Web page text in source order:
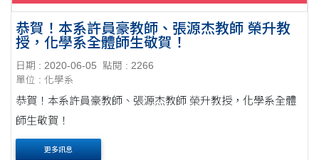
恭賀！本系許員豪教師、張源杰教師 榮升教
授，化學系全體師生敬賀！
日期 : 2020-06-05
點閱 : 2266
單位 : 化學系
恭賀！本系許員豪教師、張源杰教師 榮升教授，化學系全體
師生敬賀！
更多訊息